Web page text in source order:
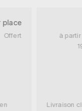
place
Offert
à
Livraison